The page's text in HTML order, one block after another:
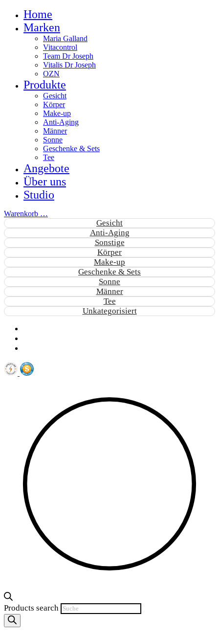
Home
Marken
Maria Galland
Vitacontrol
Team Dr Joseph
Vitalis Dr Joseph
OZN
Produkte
Gesicht
Körper
Make-up
Anti-Aging
Männer
Sonne
Geschenke & Sets
Tee
Angebote
Über uns
Studio
Warenkorb …
Gesicht
Anti-Aging
Sonstige
Körper
Make-up
Geschenke & Sets
Sonne
Männer
Tee
Unkategorisiert
Products search